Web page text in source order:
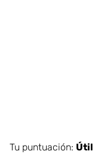
Tu puntuación: Útil